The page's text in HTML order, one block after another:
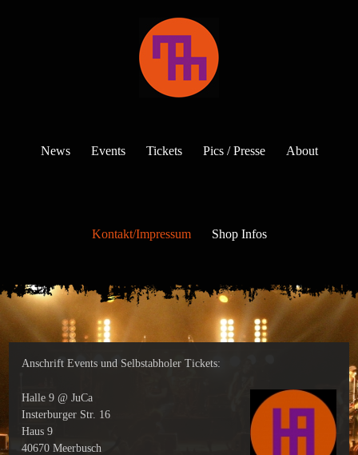
News Events Tickets Pics / Presse About
Kontakt/Impressum Shop Infos
Anschrift Events und Selbstabholer Tickets:
Halle 9 @ JuCa
Insterburger Str. 16
Haus 9
40670 Meerbusch